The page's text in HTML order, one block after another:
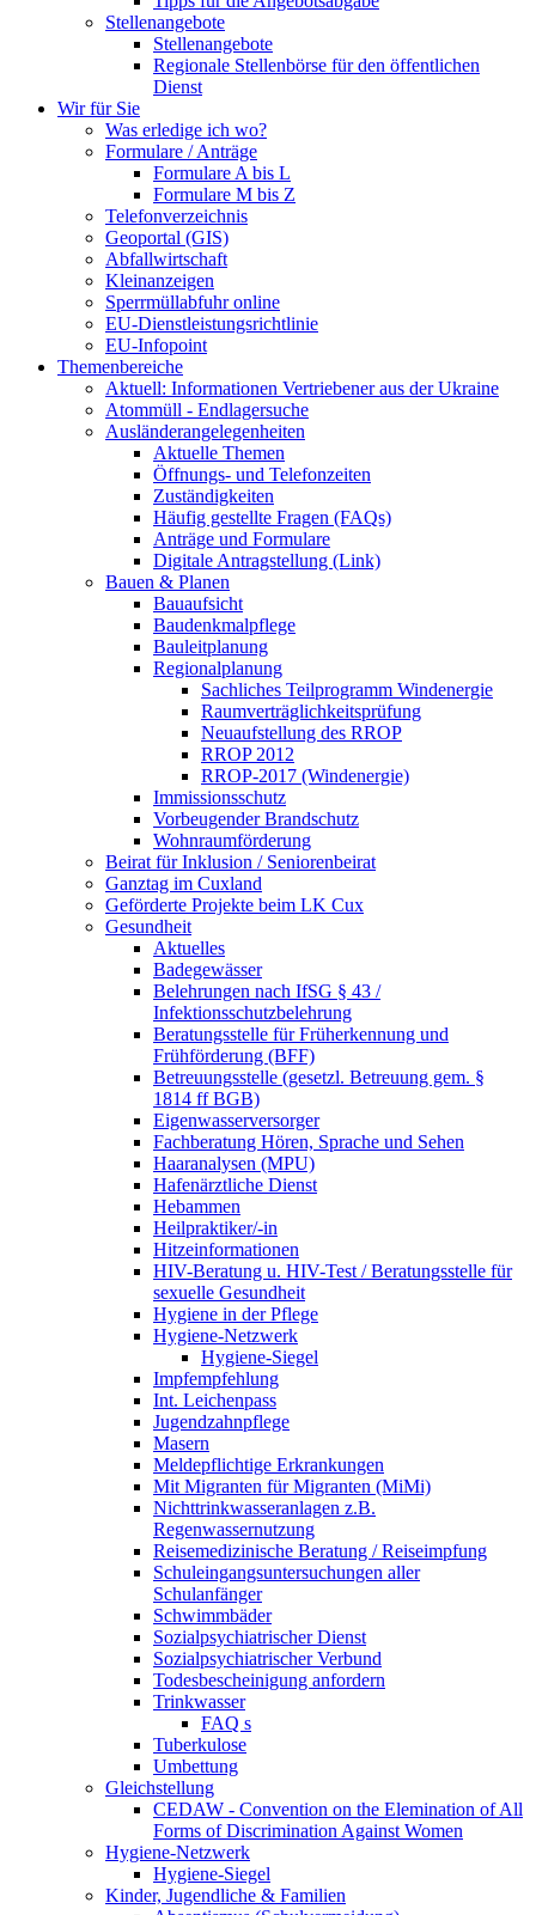
Stellenangebote
Stellenangebote
Regionale Stellenbörse für den öffentlichen
Dienst
Wir für Sie
Was erledige ich wo?
Formulare / Anträge
Formulare A bis L
Formulare M bis Z
Telefonverzeichnis
Geoportal (GIS)
Abfallwirtschaft
Kleinanzeigen
Sperrmüllabfuhr online
EU-Dienstleistungsrichtlinie
EU-Infopoint
Themenbereiche
Aktuell: Informationen Vertriebener aus der Ukraine
Atommüll - Endlagersuche
Ausländerangelegenheiten
Aktuelle Themen
Öffnungs- und Telefonzeiten
Zuständigkeiten
Häufig gestellte Fragen (FAQs)
Anträge und Formulare
Digitale Antragstellung (Link)
Bauen & Planen
Bauaufsicht
Baudenkmalpflege
Bauleitplanung
Regionalplanung
Sachliches Teilprogramm Windenergie
Raumverträglichkeitsprüfung
Neuaufstellung des RROP
RROP 2012
RROP-2017 (Windenergie)
Immissionsschutz
Vorbeugender Brandschutz
Wohnraumförderung
Beirat für Inklusion / Seniorenbeirat
Ganztag im Cuxland
Geförderte Projekte beim LK Cux
Gesundheit
Aktuelles
Badegewässer
Belehrungen nach IfSG § 43 /
Infektionsschutzbelehrung
Beratungsstelle für Früherkennung und
Frühförderung (BFF)
Betreuungsstelle (gesetzl. Betreuung gem. §
1814 ff BGB)
Eigenwasserversorger
Fachberatung Hören, Sprache und Sehen
Haaranalysen (MPU)
Hafenärztliche Dienst
Hebammen
Heilpraktiker/-in
Hitzeinformationen
HIV-Beratung u. HIV-Test / Beratungsstelle für
sexuelle Gesundheit
Hygiene in der Pflege
Hygiene-Netzwerk
Hygiene-Siegel
Impfempfehlung
Int. Leichenpass
Jugendzahnpflege
Masern
Meldepflichtige Erkrankungen
Mit Migranten für Migranten (MiMi)
Nichttrinkwasseranlagen z.B.
Regenwassernutzung
Reisemedizinische Beratung / Reiseimpfung
Schuleingangsuntersuchungen aller
Schulanfänger
Schwimmbäder
Sozialpsychiatrischer Dienst
Sozialpsychiatrischer Verbund
Todesbescheinigung anfordern
Trinkwasser
FAQ s
Tuberkulose
Umbettung
Gleichstellung
CEDAW - Convention on the Elemination of All
Forms of Discrimination Against Women
Hygiene-Netzwerk
Hygiene-Siegel
Kinder, Jugendliche & Familien